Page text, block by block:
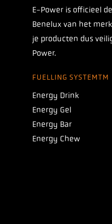
E-Power is officieel
Benelux van het merk
je producten dus
Power.
FUELLING SYSTEMTM
Energy Drink
Energy Gel
Energy Bar
Energy Chew
INTRODUCING
TORQ 1:1